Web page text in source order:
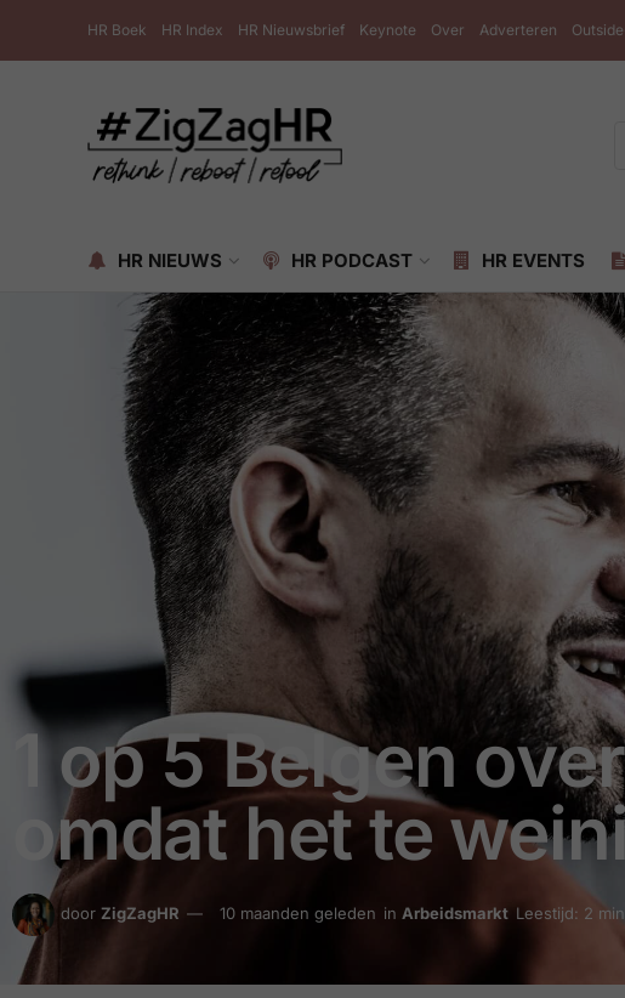
HR Boek HR Index HR Nieuwsbrief Keynote Over Adverteren
HR NIEUWS HR PODCAST HR EVENTS
1 op 5 Belgen
omdat het te
door ZigZagHR 10 maanden geleden in Arbeidsmarkt Leestijd: 2